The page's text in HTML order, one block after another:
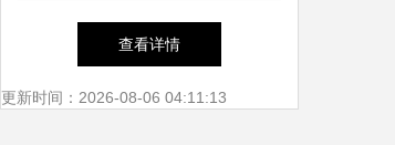
同转让高性价比服务商盘点与
企业管理策略解析
查看详情
更新时间：2026-08-06 04:11:13